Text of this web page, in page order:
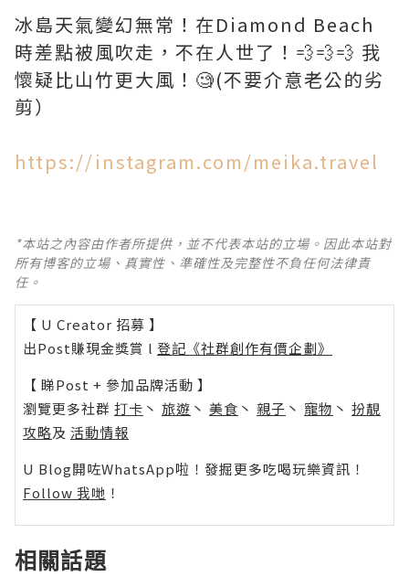
冰島天氣變幻無常！在Diamond Beach
時差點被風吹走，不在人世了！💨💨💨 我
懷疑比山竹更大風！🧐(不要介意老公的劣
剪）
https://instagram.com/meika.travel
*本站之內容由作者所提供，並不代表本站的立場。因此本站對
所有博客的立場、真實性、準確性及完整性不負任何法律責
任。
【 U Creator 招募 】
出Post賺現金獎賞 l 登記《社群創作有價企劃》
【 睇Post + 參加品牌活動 】
瀏覽更多社群 打卡 丶 旅遊 丶 美食 丶 親子 丶 寵物 丶 扮靚
攻略及 活動情報
U Blog開咗WhatsApp啦！發掘更多吃喝玩樂資訊！
Follow 我哋 ！
相關話題